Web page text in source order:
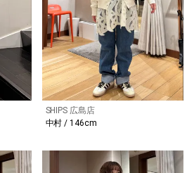
SHIPS 広島店
中村 / 146cm